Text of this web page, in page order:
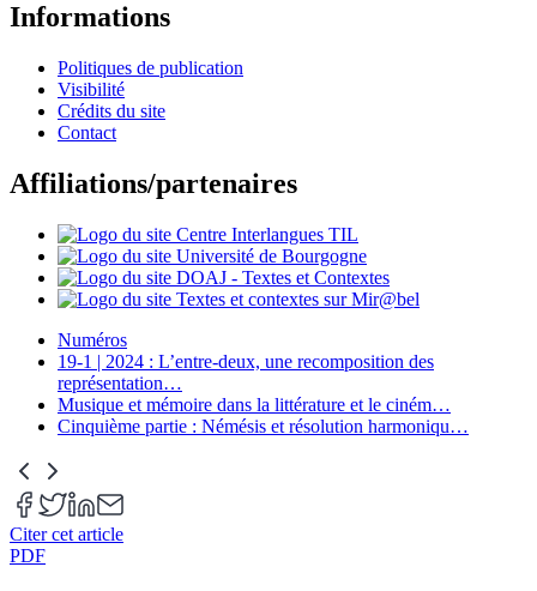
Informations
Politiques de publication
Visibilité
Crédits du site
Contact
Affiliations/partenaires
Numéros
19-1 | 2024 : L’entre-deux, une recomposition des
représentation…
Musique et mémoire dans la littérature et le ciném…
Cinquième partie : Némésis et résolution harmoniqu…
Citer cet article
PDF